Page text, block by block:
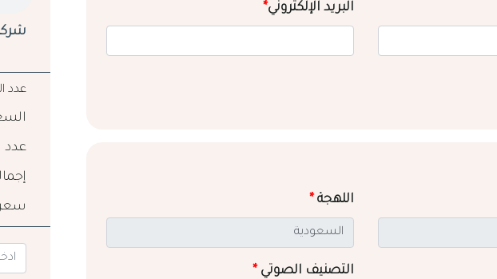
البريد الإلكتروني*
اللهجة*
التصنيف الصوتي*
عدد
عدد
سعر